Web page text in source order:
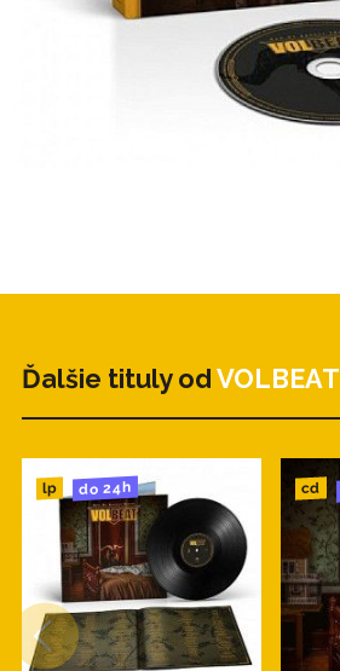
Ďalšie tituly od VOLBEAT
lp do 24h cd